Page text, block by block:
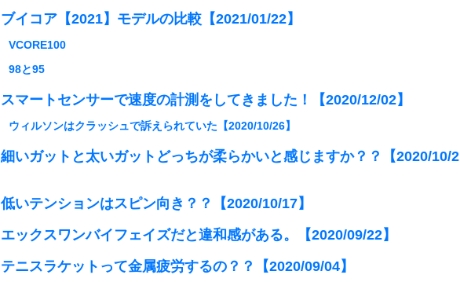
ブイコア【2021】モデルの比較【2021/01/22】
VCORE100
98と95
スマートセンサーで速度の計測をしてきました！【2020/12/02】
ウィルソンはクラッシュで訴えられていた【2020/10/26】
細いガットと太いガットどっちが柔らかいと感じますか？？【2020/10/2
低いテンションはスピン向き？？【2020/10/17】
エックスワンバイフェイズだと違和感がある。【2020/09/22】
テニスラケットって金属疲労するの？？【2020/09/04】